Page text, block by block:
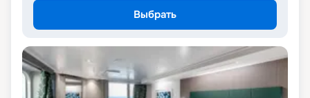
Выбрать